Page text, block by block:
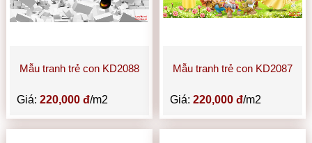
Mẫu tranh trẻ con KD2088
Giá:220,000 đ/m2
Mẫu tranh trẻ con KD2087
Giá: 220,000 đ/m2